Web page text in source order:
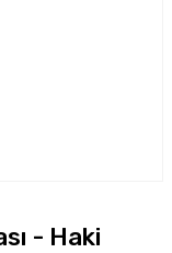
- Haki